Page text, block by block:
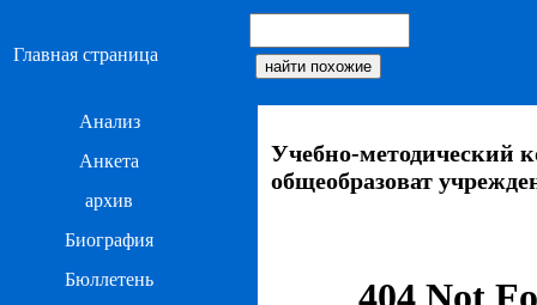
Главная страница
Анализ
Анкета
архив
Биография
Бюллетень
Учебно-методический
общеобразоват